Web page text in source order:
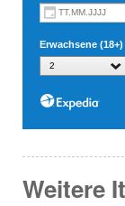
Weitere